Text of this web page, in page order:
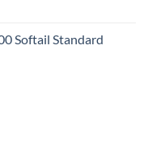
Softail Standard